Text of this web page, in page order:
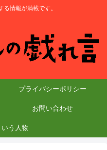
情報が満載です。
プライバシーポリシー
お問い合わせ
う人物